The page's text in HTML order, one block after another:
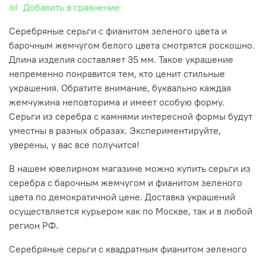
Добавить в сравнение
Серебряные серьги с фианитом зеленого цвета и
барочным жемчугом белого цвета смотрятся роскошно.
Длина изделия составляет 35 мм. Такое украшение
непременно понравится тем, кто ценит стильные
украшения. Обратите внимание, буквально каждая
жемчужина неповторима и имеет особую форму.
Серьги из серебра с камнями интересной формы будут
уместны в разных образах. Экспериментируйте,
уверены, у вас все получится!
В нашем ювелирном магазине можно купить серьги из
серебра с барочным жемчугом и фианитом зеленого
цвета по демократичной цене. Доставка украшений
осуществляется курьером как по Москве, так и в любой
регион РФ.
Серебряные серьги с квадратным фианитом зеленого